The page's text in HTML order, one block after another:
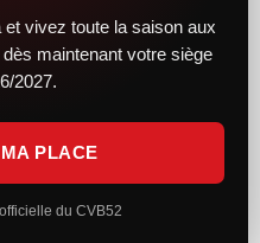
vivez toute la saison aux
maintenant votre siège
2027.
PLACE
du CVB52